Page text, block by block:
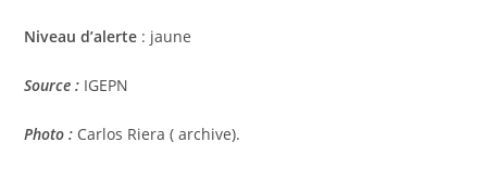
Niveau d’alerte : jaune
Source : IGEPN
Photo : Carlos Riera ( archive).